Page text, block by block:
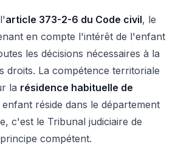
article 373-2-6 du Code civil, le
en compte l'intérêt de l'enfant
les décisions nécessaires à la
droits. La compétence territoriale
la résidence habituelle de
réside dans le département
c'est le Tribunal judiciaire de
compétent.